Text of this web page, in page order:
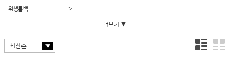
위생롤백 >
더보기 ▼